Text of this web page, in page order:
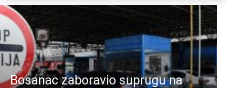
Bosanac zaboravio suprugu na